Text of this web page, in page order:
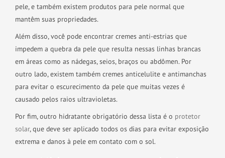
pele, e também existem produtos para pele normal que
mantêm suas propriedades.
Além disso, você pode encontrar cremes anti-estrias que
impedem a quebra da pele que resulta nessas linhas brancas
em áreas como as nádegas, seios, braços ou abdômen. Por
outro lado, existem também cremes anticelulite e antimanchas
para evitar o escurecimento da pele que muitas vezes é
causado pelos raios ultravioletas.
Por fim, outro hidratante obrigatório dessa lista é o protetor
solar, que deve ser aplicado todos os dias para evitar exposição
extrema e danos à pele em contato com o sol.